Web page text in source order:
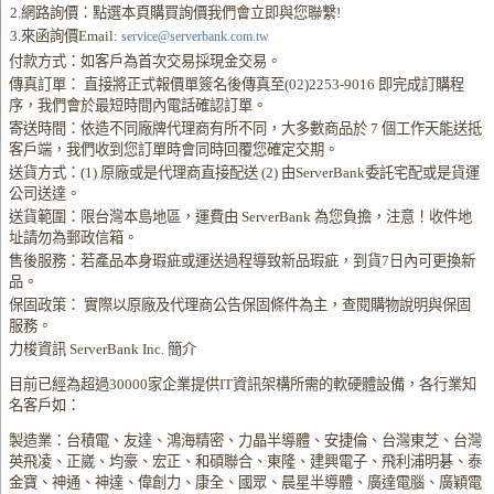
2.網路詢價：點選本頁購買詢價我們會立即與您聯繫!
3.來函詢價Email: service@serverbank.com.tw
付款方式：如客戶為首次交易採現金交易。
傳真訂單： 直接將正式報價單簽名後傳真至(02)2253-9016 即完成訂購程
序，我們會於最短時間內電話確認訂單。
寄送時間：依造不同廠牌代理商有所不同，大多數商品於 7 個工作天能送抵
客戶端，我們收到您訂單時會同時回覆您確定交期。
送貨方式：(1) 原廠或是代理商直接配送 (2) 由ServerBank委託宅配或是貨運
公司送達。
送貨範圍：限台灣本島地區，運費由 ServerBank 為您負擔，注意！收件地
址請勿為郵政信箱。
售後服務：若產品本身瑕疵或運送過程導致新品瑕疵，到貨7日內可更換新
品。
保固政策： 實際以原廠及代理商公告保固條件為主，查閱購物說明與保固
服務。
力梭資訊 ServerBank Inc. 簡介
目前已經為超過30000家企業提供IT資訊架構所需的軟硬體設備，各行業知
名客戶如：
製造業：台積電、友達、鴻海精密、力晶半導體、安捷倫、台灣東芝、台灣
英飛凌、正崴、均豪、宏正、和碩聯合、東隆、建興電子、飛利浦明碁、泰
金寶、神通、神達、偉創力、康全、國眾、晨星半導體、廣達電腦、廣穎電